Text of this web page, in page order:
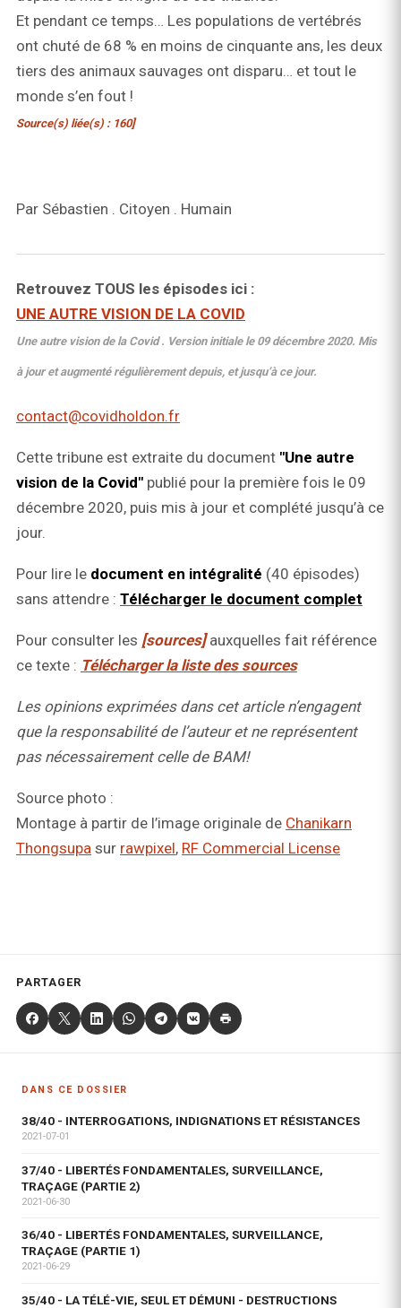
Et pendant ce temps… Les populations de vertébrés
ont chuté de 68 % en moins de cinquante ans, les deux
tiers des animaux sauvages ont disparu… et tout le
monde s’en fout !
Source(s) liée(s) : 160]
Par Sébastien . Citoyen . Humain
Retrouvez TOUS les épisodes ici :
UNE AUTRE VISION DE LA COVID
Une autre vision de la Covid . Version initiale le 09 décembre 2020. Mis
à jour et augmenté régulièrement depuis, et jusqu’à ce jour.
contact@covidholdon.fr
Cette tribune est extraite du document "Une autre
vision de la Covid" publié pour la première fois le 09
décembre 2020, puis mis à jour et complété jusqu’à ce
jour.
Pour lire le document en intégralité (40 épisodes)
sans attendre : Télécharger le document complet
Pour consulter les [sources]auxquelles fait référence
ce texte : Télécharger la liste des sources
Les opinions exprimées dans cet article n’engagent
que la responsabilité de l’auteur et ne représentent
pas nécessairement celle de BAM!
Source photo :
Montage à partir de l’image originale de Chanikarn
Thongsupa sur rawpixel, RF Commercial License
PARTAGER
DANS CE DOSSIER
38/40 - INTERROGATIONS, INDIGNATIONS ET RÉSISTANCES
2021-07-01
37/40 - LIBERTÉS FONDAMENTALES, SURVEILLANCE,
TRAÇAGE (PARTIE 2)
2021-06-30
36/40 - LIBERTÉS FONDAMENTALES, SURVEILLANCE,
TRAÇAGE (PARTIE 1)
2021-06-29
35/40 - LA TÉLÉ-VIE, SEUL ET DÉMUNI - DESTRUCTIONS